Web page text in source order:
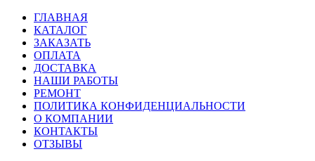
ГЛАВНАЯ
КАТАЛОГ
ЗАКАЗАТЬ
ОПЛАТА
ДОСТАВКА
НАШИ РАБОТЫ
РЕМОНТ
ПОЛИТИКА КОНФИДЕНЦИАЛЬНОСТИ
О КОМПАНИИ
КОНТАКТЫ
ОТЗЫВЫ